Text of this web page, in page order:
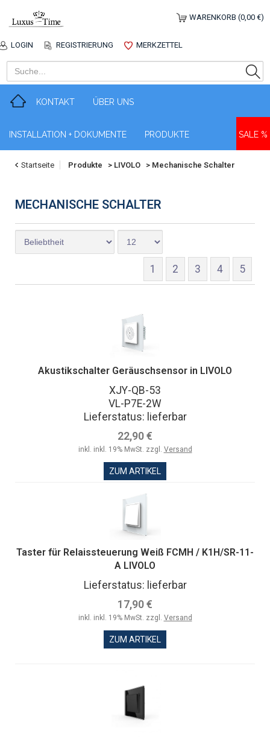
LOGIN REGISTRIERUNG MERKZETTEL
WARENKORB (0,00 €)
KONTAKT ÜBER UNS
INSTALLATION + DOKUMENTE PRODUKTE SALE %
Startseite Produkte > LIVOLO > Mechanische Schalter
MECHANISCHE SCHALTER
1 2 3 4 5
Akustikschalter Geräuschsensor in LIVOLO
XJY-QB-53
VL-P7E-2W
Lieferstatus: lieferbar
22,90 €
inkl. inkl. 19% MwSt. zzgl. Versand
ZUM ARTIKEL
Taster für Relaissteuerung Weiß FCMH / K1H/SR-11-
A LIVOLO
Lieferstatus: lieferbar
17,90 €
inkl. inkl. 19% MwSt. zzgl. Versand
ZUM ARTIKEL